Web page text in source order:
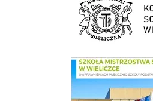
link do SMS Wieliczka